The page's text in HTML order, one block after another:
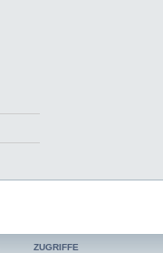
ZUGRIFFE